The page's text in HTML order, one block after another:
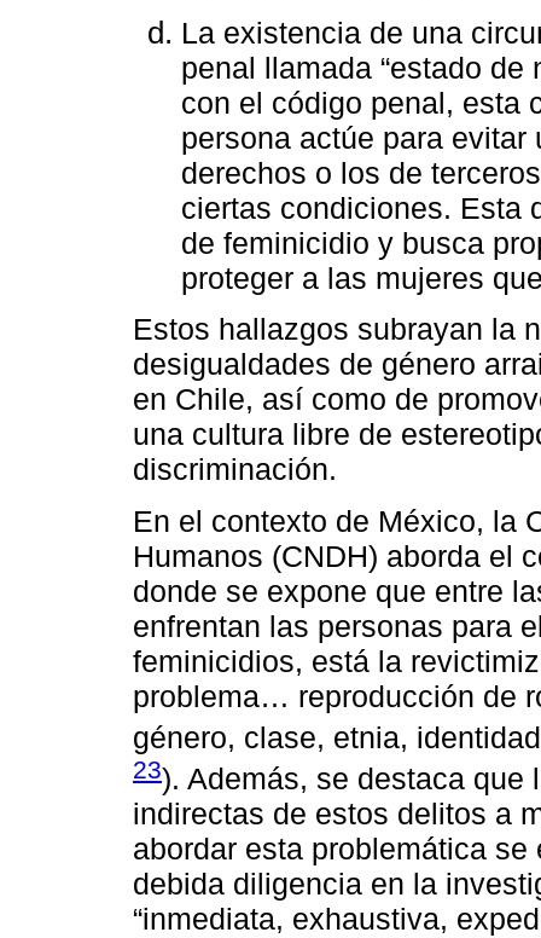
La existencia de una
penal llamada “estado de
con el código penal, esta
persona actúe para
derechos o los de
ciertas condiciones. Esta
de feminicidio y busca
proteger a las mujeres
Estos hallazgos subrayan la
desigualdades de género
en Chile, así como de
una cultura libre de
discriminación.
En el contexto de México, la
Humanos (CNDH) aborda el
donde se expone que entre
enfrentan las personas para
feminicidios, está la
problema… reproducción de
género, clase, etnia,
23). Además, se destaca
indirectas de estos delitos a
abordar esta problemática
debida diligencia en la
“inmediata, exhaustiva,